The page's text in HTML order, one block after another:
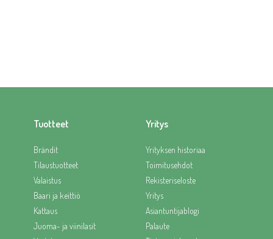
Tuotteet
Brändit
Tilaustuotteet
Valaistus
Baari ja keittiö
Kattaus
Juoma- ja viinilasit
Yritys
Yrityksen historiaa
Toimitusehdot
Rekisteriseloste
Yritys
Asiantuntijablogi
Palaute